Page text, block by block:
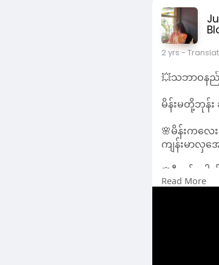
2 yrs- Translate
💥သဘာဝနည်
မိန်းမတို့ဘု
🌸မိန်းကလ
ကျန်းမာလှအ
🌸ဒီတစ်ခေါ
သူတွေအတွက် ​ပ
🌸Spa တွေ
ဝေမျှပေးလိုက်
Read More